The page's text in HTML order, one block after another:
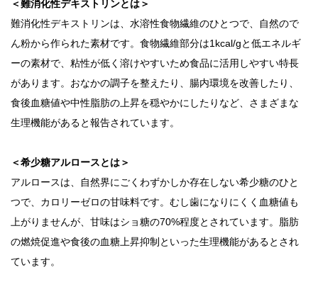
＜難消化性デキストリンとは＞
難消化性デキストリンは、水溶性食物繊維のひとつで、自然ので
ん粉から作られた素材です。食物繊維部分は1kcal/gと低エネルギ
ーの素材で、粘性が低く溶けやすいため食品に活用しやすい特長
があります。おなかの調子を整えたり、腸内環境を改善したり、
食後血糖値や中性脂肪の上昇を穏やかにしたりなど、さまざまな
生理機能があると報告されています。
＜希少糖アルロースとは＞
アルロースは、自然界にごくわずかしか存在しない希少糖のひと
つで、カロリーゼロの甘味料です。むし歯になりにくく血糖値も
上がりませんが、甘味はショ糖の70%程度とされています。脂肪
の燃焼促進や食後の血糖上昇抑制といった生理機能があるとされ
ています。